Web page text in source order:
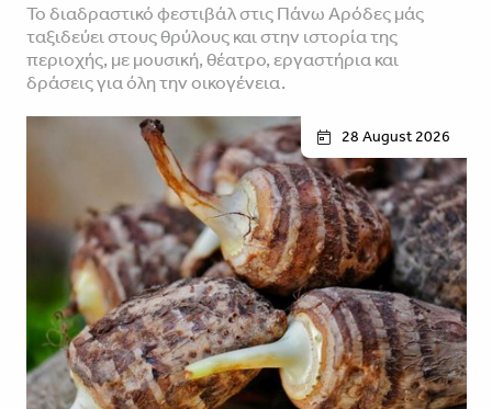
Το διαδραστικό φεστιβάλ στις Πάνω Αρόδες μάς
ταξιδεύει στους θρύλους και στην ιστορία της
περιοχής, με μουσική, θέατρο, εργαστήρια και
δράσεις για όλη την οικογένεια.
28 August 2026